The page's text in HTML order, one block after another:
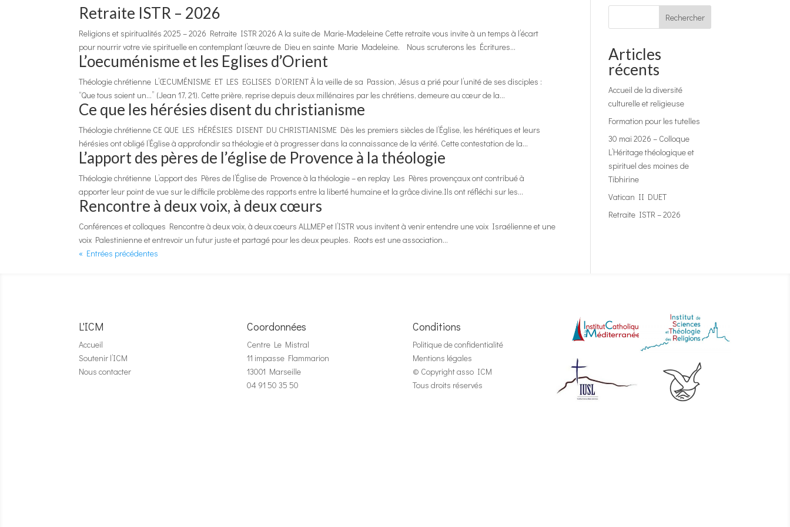
Retraite ISTR – 2026
Religions et spiritualités 2025 – 2026 Retraite ISTR 2026 A la suite de Marie-Madeleine Cette retraite vous invite à un temps à l’écart
pour nourrir votre vie spirituelle en contemplant l’œuvre de Dieu en sainte Marie Madeleine. Nous scruterons les Écritures...
L’oecuménisme et les Eglises d’Orient
Théologie chrétienne L’ŒCUMÉNISME ET LES EGLISES D’ORIENT À la veille de sa Passion, Jésus a prié pour l’unité de ses disciples :
“Que tous soient un…” (Jean 17, 21). Cette prière, reprise depuis deux millénaires par les chrétiens, demeure au cœur de la...
Ce que les hérésies disent du christianisme
Théologie chrétienne CE QUE LES HÉRÉSIES DISENT DU CHRISTIANISME ​​Dès les premiers siècles de l’Église, les hérétiques et leurs
hérésies ont obligé l’Église à approfondir sa théologie et à progresser dans la connaissance de la vérité. Cette contestation de la...
L’apport des pères de l’église de Provence à la théologie
Théologie chrétienne L’apport des Pères de l’Église de Provence à la théologie – en replay Les Pères provençaux ont contribué à
apporter leur point de vue sur le difficile problème des rapports entre la liberté humaine et la grâce divine.Ils ont réfléchi sur les...
Rencontre à deux voix, à deux cœurs
Conférences et colloques Rencontre à deux voix, à deux coeurs ALLMEP et l’ISTR vous invitent à venir entendre une voix Israélienne et une
voix Palestinienne et entrevoir un futur juste et partagé pour les deux peuples. Roots est une association...
« Entrées précédentes
Rechercher
Articles
récents
Accueil de la diversité
culturelle et religieuse
Formation pour les tutelles
30 mai 2026 – Colloque
L’Héritage théologique et
spirituel des moines de
Tibhirine
Vatican II DUET
Retraite ISTR – 2026
L'ICM
Accueil
Soutenir l’ICM
Nous contacter
Coordonnées
Centre Le Mistral
11 impasse Flammarion
13001 Marseille
04 91 50 35 50
Conditions
Politique de confidentialité
Mentions légales
© Copyright asso ICM
Tous droits réservés